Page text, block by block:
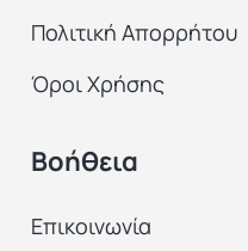
Πολιτική Απορρήτου
Όροι Χρήσης
Βοήθεια
Επικοινωνία